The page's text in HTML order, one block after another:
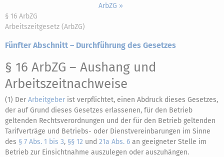
ArbZG »
§ 16 ArbZG
Arbeitszeitgesetz (ArbZG)
Fünfter Abschnitt – Durchführung des Gesetzes
§ 16 ArbZG – Aushang und
Arbeitszeitnachweise
(1) Der Arbeitgeber ist verpflichtet, einen Abdruck dieses Gesetzes,
der auf Grund dieses Gesetzes erlassenen, für den Betrieb
geltenden Rechtsverordnungen und der für den Betrieb geltenden
Tarifverträge und Betriebs- oder Dienstvereinbarungen im Sinne
des § 7 Abs. 1 bis 3, §§ 12 und 21a Abs. 6 an geeigneter Stelle im
Betrieb zur Einsichtnahme auszulegen oder auszuhängen.